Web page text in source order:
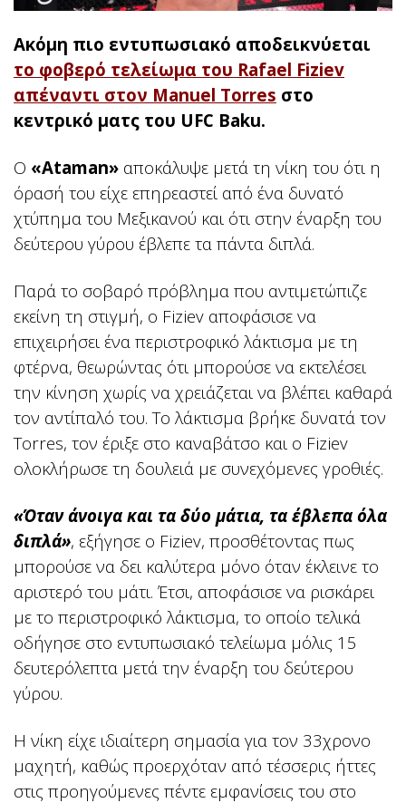
Ακόμη πιο εντυπωσιακό αποδεικνύεται
το φοβερό τελείωμα του Rafael Fiziev
απέναντι στον Manuel Torres στο
κεντρικό ματς του UFC Baku.
Ο «Ataman» αποκάλυψε μετά τη νίκη του ότι η
όρασή του είχε επηρεαστεί από ένα δυνατό
χτύπημα του Μεξικανού και ότι στην έναρξη του
δεύτερου γύρου έβλεπε τα πάντα διπλά.
Παρά το σοβαρό πρόβλημα που αντιμετώπιζε
εκείνη τη στιγμή, ο Fiziev αποφάσισε να
επιχειρήσει ένα περιστροφικό λάκτισμα με τη
φτέρνα, θεωρώντας ότι μπορούσε να εκτελέσει
την κίνηση χωρίς να χρειάζεται να βλέπει καθαρά
τον αντίπαλό του. Το λάκτισμα βρήκε δυνατά τον
Torres, τον έριξε στο καναβάτσο και ο Fiziev
ολοκλήρωσε τη δουλειά με συνεχόμενες γροθιές.
«Όταν άνοιγα και τα δύο μάτια, τα έβλεπα όλα
διπλά», εξήγησε ο Fiziev, προσθέτοντας πως
μπορούσε να δει καλύτερα μόνο όταν έκλεινε το
αριστερό του μάτι. Έτσι, αποφάσισε να ρισκάρει
με το περιστροφικό λάκτισμα, το οποίο τελικά
οδήγησε στο εντυπωσιακό τελείωμα μόλις 15
δευτερόλεπτα μετά την έναρξη του δεύτερου
γύρου.
Η νίκη είχε ιδιαίτερη σημασία για τον 33χρονο
μαχητή, καθώς προερχόταν από τέσσερις ήττες
στις προηγούμενες πέντε εμφανίσεις του στο